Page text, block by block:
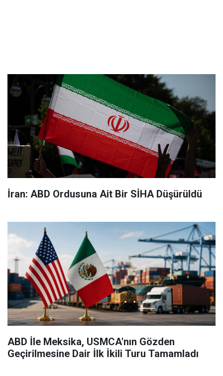
İran: ABD Ordusuna Ait Bir SİHA Düşürüldü
ABD İle Meksika, USMCA'nın Gözden
Geçirilmesine Dair İlk İkili Turu Tamamladı